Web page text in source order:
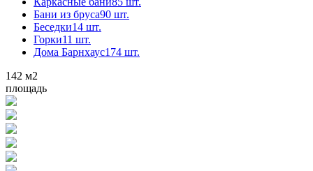
Бани из бруса90 шт.
Беседки14 шт.
Горки11 шт.
Дома Барнхаус174 шт.
142 м2
площадь